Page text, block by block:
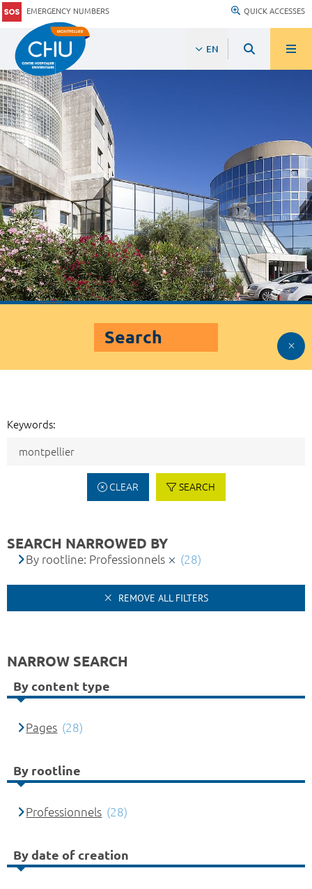
EMERGENCY NUMBERS QUICK ACCESSES
EN
Search
Keywords:
CLEAR SEARCH
SEARCH NARROWED BY
By rootline: Professionnels (28)
REMOVE ALL FILTERS
NARROW SEARCH
By content type
Pages (28)
By rootline
Professionnels (28)
By date of creation